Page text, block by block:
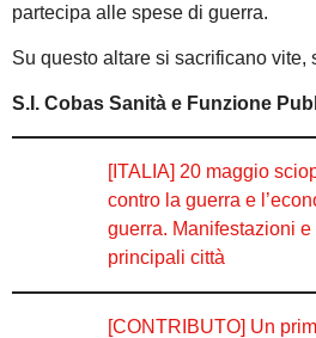
partecipa alle spese di guerra.
Su questo altare si sacrificano vite,
S.I. Cobas Sanità e Funzione
[ITALIA] 20 maggio
contro la guerra e
guerra. Manifestazioni
principali città
[CONTRIBUTO] Un